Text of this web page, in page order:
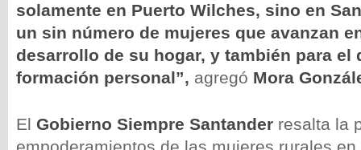
solamente en Puerto Wilches, sino en
un sin número de mujeres que avanzan
desarrollo de su hogar, y también para el
formación personal”, agregó Mora
El Gobierno Siempre Santander resalta la